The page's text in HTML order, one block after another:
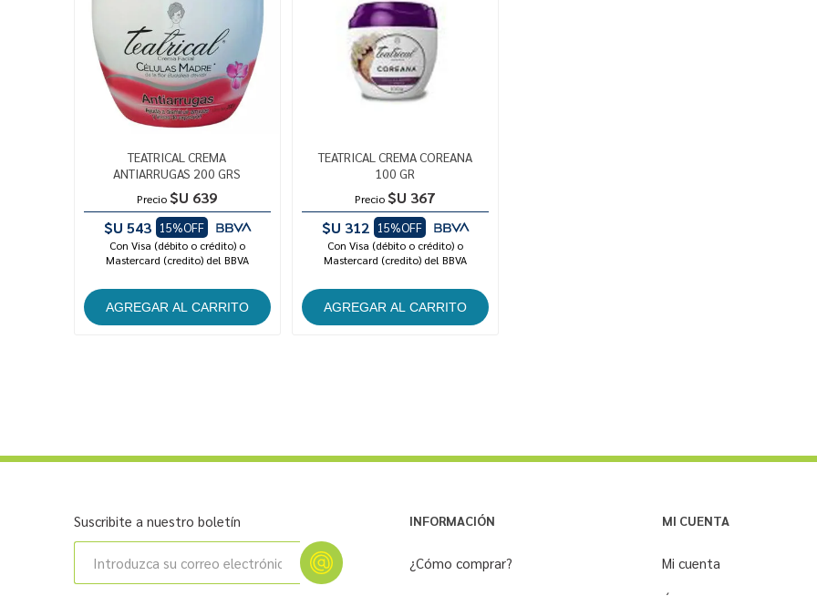
TEATRICAL CREMA
ANTIARRUGAS 200 GRS
Precio $U 639
$U 543 15%OFF
Con Visa (débito o crédito) o
Mastercard (credito) del BBVA
TEATRICAL CREMA COREANA
100 GR
Precio $U 367
$U 312 15%OFF
Con Visa (débito o crédito) o
Mastercard (credito) del BBVA
Suscribite a nuestro boletín INFORMACIÓN
¿Cómo comprar?
MI CUENTA
Mi cuenta